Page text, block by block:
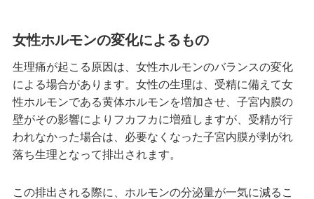
女性ホルモンの変化によるもの
生理痛が起こる原因は、女性ホルモンのバランスの変化
による場合があります。女性の生理は、受精に備えて女
性ホルモンである黄体ホルモンを増加させ、子宮内膜の
壁がその影響によりフカフカに増殖しますが、受精が行
われなかった場合は、必要なくなった子宮内膜が剥がれ
落ち生理となって排出されます。
この排出される際に、ホルモンの分泌量が一気に減るこ